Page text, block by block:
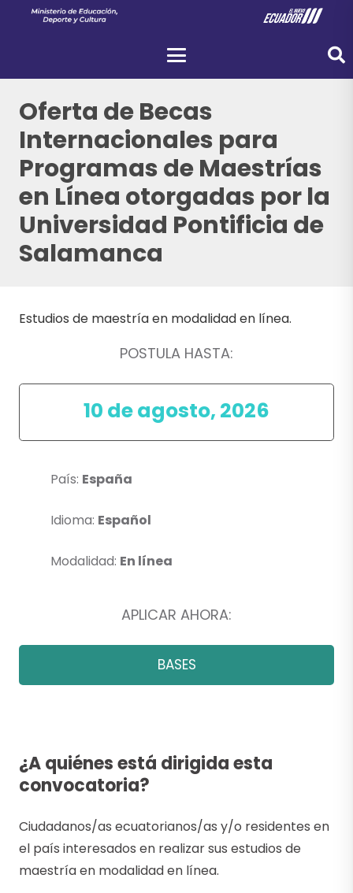
Oferta de Becas
Internacionales para
Programas de Maestrías
en Línea otorgadas por la
Universidad Pontificia de
Salamanca
Estudios de maestría en modalidad en línea.
POSTULA HASTA:
10 de agosto, 2026
País: España
Idioma: Español
Modalidad: En línea
APLICAR AHORA:
BASES
¿A quiénes está dirigida esta
convocatoria?
Ciudadanos/as ecuatorianos/as y/o residentes en
el país interesados en realizar sus estudios de
maestría en modalidad en línea.